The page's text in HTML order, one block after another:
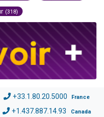
(318)
+33.1.80.20.5000 France
+1.437.887.14.93 Canada